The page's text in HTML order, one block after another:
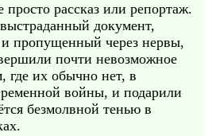
рассказ или репортаж.
документ,
пропущенный через нервы,
почти невозможное
их обычно нет, в
войны, и подарили
безмолвной тенью в